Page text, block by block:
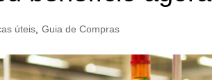
úteis Guia de Compras